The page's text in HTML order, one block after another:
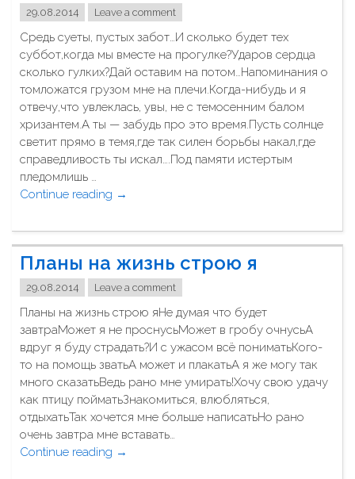
29.08.2014 Leave a comment
Средь суеты, пустых забот…И сколько будет тех
суббот,когда мы вместе на прогулке?Ударов сердца
сколько гулких?Дай оставим на потом…Напоминания о
томложатся грузом мне на плечи.Когда-нибудь и я
отвечу,что увлеклась, увы, не с темосенним балом
хризантем.А ты — забудь про это время.Пусть солнце
светит прямо в темя,где так силен борьбы накал,где
справедливость ты искал….Под памяти истертым
пледомлишь …
Continue reading "
р
е
д
ь
с
у
е
т
ы
,
п
у
с
т
→
Планы на жизнь строю я
29.08.2014 Leave a comment
Планы на жизнь строю яНе думая что будет
завтраМожет я не проснусьМожет в гробу очнусьА
вдруг я буду страдать?И с ужасом всё пониматьКого-
то на помощь зватьА может и плакатьА я же могу так
много сказатьВедь рано мне умирать!Хочу свою удачу
как птицу пойматьЗнакомиться, влюбляться,
отдыхатьТак хочется мне больше написатьНо рано
очень завтра мне вставать…
Continue reading "→